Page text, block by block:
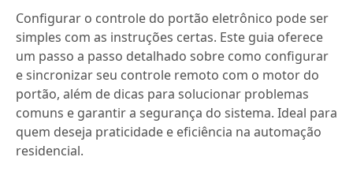
Configurar o controle do portão eletrônico pode ser
simples com as instruções certas. Este guia oferece
um passo a passo detalhado sobre como configurar
e sincronizar seu controle remoto com o motor do
portão, além de dicas para solucionar problemas
comuns e garantir a segurança do sistema. Ideal para
quem deseja praticidade e eficiência na automação
residencial.